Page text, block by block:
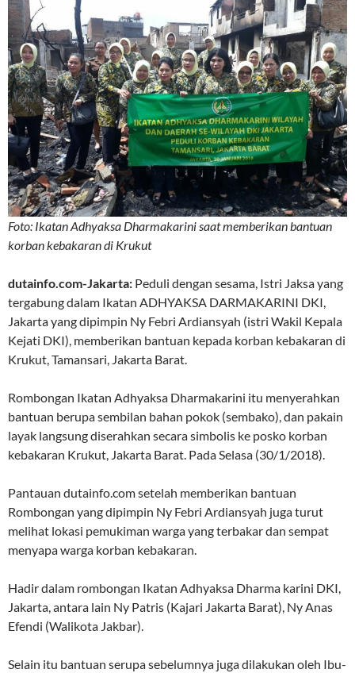
Foto: Ikatan Adhyaksa Dharmakarini saat memberikan bantuan
korban kebakaran di Krukut
dutainfo.com-Jakarta: Peduli dengan sesama, Istri Jaksa yang
tergabung dalam Ikatan ADHYAKSA DARMAKARINI DKI,
Jakarta yang dipimpin Ny Febri Ardiansyah (istri Wakil Kepala
Kejati DKI), memberikan bantuan kepada korban kebakaran di
Krukut, Tamansari, Jakarta Barat.
Rombongan Ikatan Adhyaksa Dharmakarini itu menyerahkan
bantuan berupa sembilan bahan pokok (sembako), dan pakain
layak langsung diserahkan secara simbolis ke posko korban
kebakaran Krukut, Jakarta Barat. Pada Selasa (30/1/2018).
Pantauan dutainfo.com setelah memberikan bantuan
Rombongan yang dipimpin Ny Febri Ardiansyah juga turut
melihat lokasi pemukiman warga yang terbakar dan sempat
menyapa warga korban kebakaran.
Hadir dalam rombongan Ikatan Adhyaksa Dharma karini DKI,
Jakarta, antara lain Ny Patris (Kajari Jakarta Barat), Ny Anas
Efendi (Walikota Jakbar).
Selain itu bantuan serupa sebelumnya juga dilakukan oleh Ibu-